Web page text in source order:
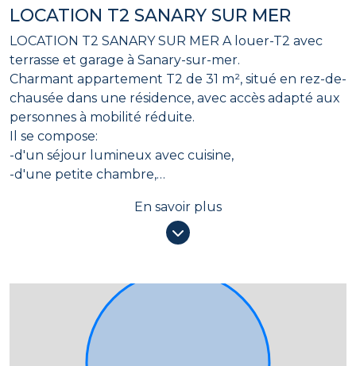
LOCATION T2 SANARY SUR MER
LOCATION T2 SANARY SUR MER A louer-T2 avec
terrasse et garage à Sanary-sur-mer.
Charmant appartement T2 de 31 m², situé en rez-de-
chausée dans une résidence, avec accès adapté aux
personnes à mobilité réduite.
Il se compose:
-d'un séjour lumineux avec cuisine,
-d'une petite chambre,
Vous profiterez également d'une agréable terrasse
de 10,70 m², idéale pour les beaux jours, avec une
1500euros - frais d'agence 403euros
Delphine GULLO 06.79.12.06.55
En savoir plus